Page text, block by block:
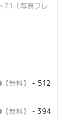
71（写真フレ
無料】
- 512
無料】
- 394